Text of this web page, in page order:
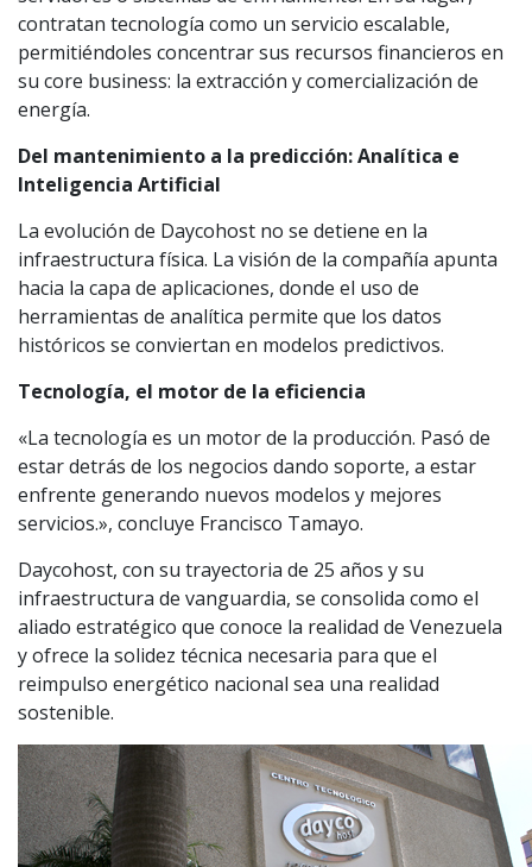
contratan tecnología como un servicio escalable,
permitiéndoles concentrar sus recursos financieros en
su core business: la extracción y comercialización de
energía.
Del mantenimiento a la predicción: Analítica e
Inteligencia Artificial
La evolución de Daycohost no se detiene en la
infraestructura física. La visión de la compañía apunta
hacia la capa de aplicaciones, donde el uso de
herramientas de analítica permite que los datos
históricos se conviertan en modelos predictivos.
Tecnología, el motor de la eficiencia
«La tecnología es un motor de la producción. Pasó de
estar detrás de los negocios dando soporte, a estar
enfrente generando nuevos modelos y mejores
servicios.», concluye Francisco Tamayo.
Daycohost, con su trayectoria de 25 años y su
infraestructura de vanguardia, se consolida como el
aliado estratégico que conoce la realidad de Venezuela
y ofrece la solidez técnica necesaria para que el
reimpulso energético nacional sea una realidad
sostenible.